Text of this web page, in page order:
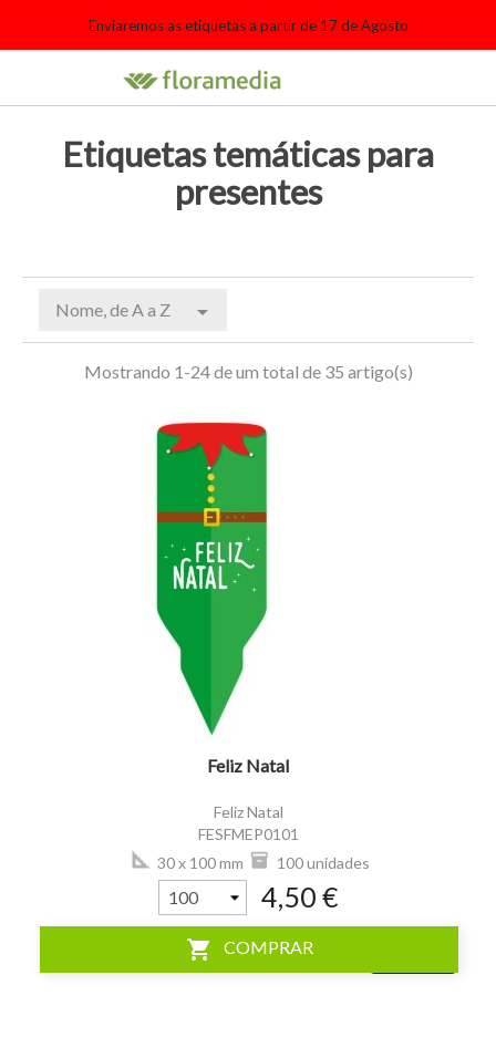
Enviaremos as etiquetas a partir de 17 de Agosto
Etiquetas temáticas para
presentes
Nome, de A a Z 
Mostrando 1-24 de um total de 35 artigo(s)
Feliz Natal
Feliz Natal
FESFMEP0101
30 x 100 mm
100 unidades
4,50 €
shopping_cart COMPRAR